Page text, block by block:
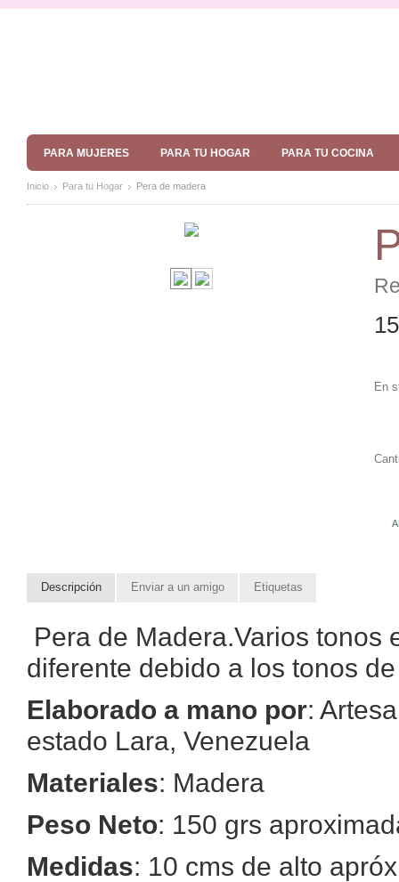
PARA MUJERES PARA TU HOGAR PARA TU COCINA
Inicio Para tu Hogar Pera de madera
En
Descripción Enviar a un amigo Etiquetas
Pera de Madera.Varios tonos
diferente debido a los tonos
Elaborado a mano por:
estado Lara, Venezuela
Materiales: Madera
Peso Neto: 150 grs
Medidas: 10 cms de alto